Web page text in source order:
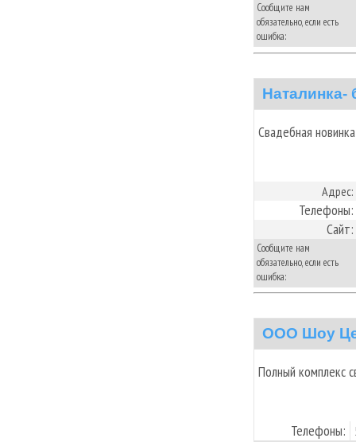
Сообщите нам
обязательно, если есть
ошибка:
Наталинка-
Свадебная
Адрес:
Телефоны:
Сайт:
Сообщите нам
обязательно, если есть
ошибка:
ООО Шоу
Полный комплекс
Телефоны: